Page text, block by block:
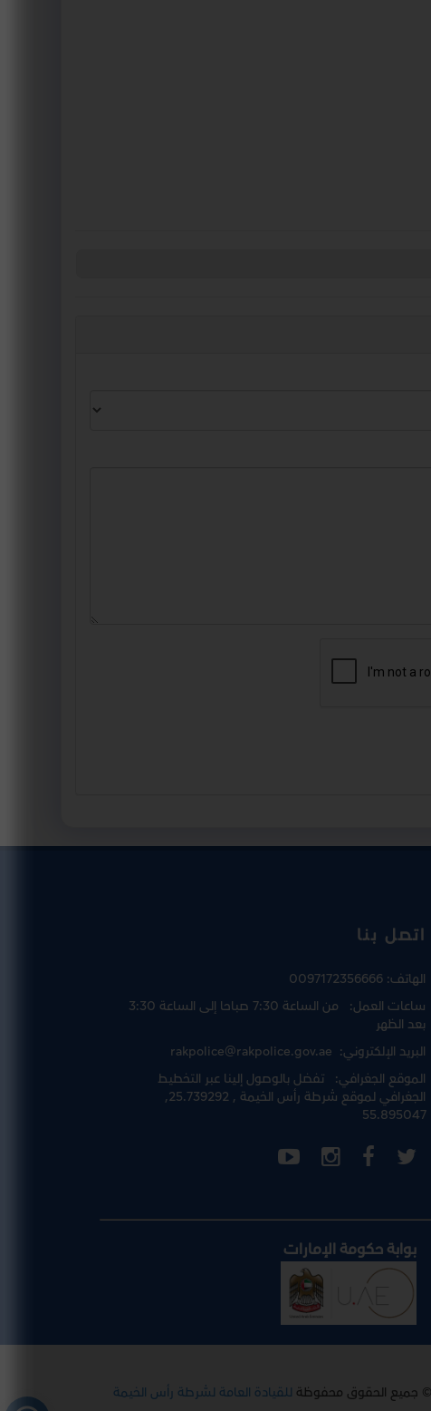
اتصل بنا
الهاتف:0097172356666
ساعات العمل:
من الساعة 7:30 صباحا إلى الساعة 3:30
بعد الظهر
البريد الإلكتروني:
الموقع الجغرافي:
تفضل بالوصول إلينا عبر التخطيط
الجغرافي لموقع شرطة رأس الخيمة
, 25.739292,
55.895047
بوابة حكومة الإمارات
© جميع الحقوق محفوظة للقيادة العامة لشرطة رأس الخيمة